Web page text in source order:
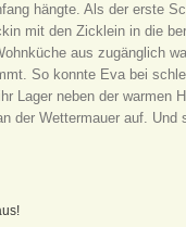
hängte. Als der erste
mit den Zicklein in die
aus zugänglich
So konnte Eva bei
Lager neben der warmen
der Wettermauer auf.